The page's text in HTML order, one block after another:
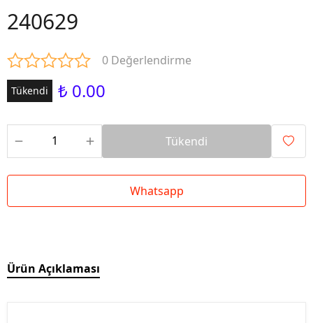
240629
0 Değerlendirme
Tükendi ₺ 0.00
Tükendi
Whatsapp
Ürün Açıklaması